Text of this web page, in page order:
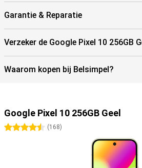
Garantie & Reparatie
Verzeker de Google Pixel 10 256GB
Waarom kopen bij Belsimpel?
Google Pixel 10 256GB Geel
4.5 sterren
(168)